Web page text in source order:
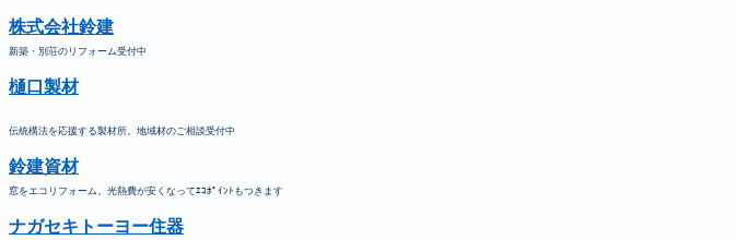
株式会社鈴建
新築・別荘のリフォーム受付中
樋口製材
伝統構法を応援する製材所。地域材のご相談受付中
鈴建資材
窓をエコリフォーム。光熱費が安くなってｴｺﾎﾟｲﾝﾄもつきます
ナガセキトーヨー住器